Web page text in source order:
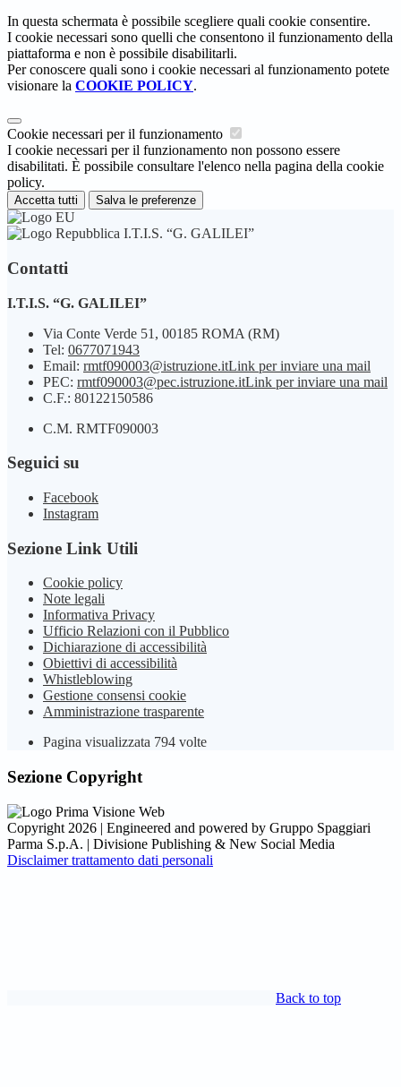
In questa schermata è possibile scegliere quali cookie consentire.
I cookie necessari sono quelli che consentono il funzionamento della
piattaforma e non è possibile disabilitarli.
Per conoscere quali sono i cookie necessari al funzionamento potete
visionare la COOKIE POLICY.
Cookie necessari per il funzionamento
I cookie necessari per il funzionamento non possono essere
disabilitati. È possibile consultare l'elenco nella pagina della cookie
policy.
Accetta tutti Salva le preferenze
I.T.I.S. “G. GALILEI”
Contatti
I.T.I.S. “G. GALILEI”
Via Conte Verde 51, 00185 ROMA (RM)
Tel: 0677071943
Email: rmtf090003@istruzione.itLink per inviare una mail
PEC: rmtf090003@pec.istruzione.itLink per inviare una mail
C.F.: 80122150586
C.M. RMTF090003
Seguici su
Facebook
Instagram
Sezione Link Utili
Cookie policy
Note legali
Informativa Privacy
Ufficio Relazioni con il Pubblico
Dichiarazione di accessibilità
Obiettivi di accessibilità
Whistleblowing
Gestione consensi cookie
Amministrazione trasparente
Pagina visualizzata 794 volte
Sezione Copyright
Copyright 2026 | Engineered and powered by Gruppo Spaggiari
Parma S.p.A. | Divisione Publishing & New Social Media
Disclaimer trattamento dati personali
Back to top